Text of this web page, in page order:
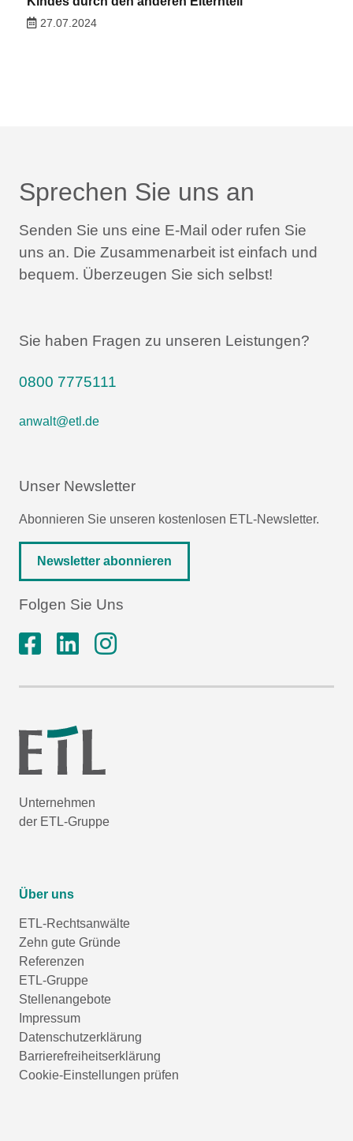
27.07.2024
Sprechen Sie uns an
Senden Sie uns eine E-Mail oder rufen Sie
uns an. Die Zusammenarbeit ist einfach und
bequem. Überzeugen Sie sich selbst!
Sie haben Fragen zu unseren Leistungen?
0800 7775111
anwalt@etl.de
Unser Newsletter
Abonnieren Sie unseren kostenlosen ETL-Newsletter.
Newsletter abonnieren
Folgen Sie Uns
Unternehmen
der ETL-Gruppe
Über uns
ETL-Rechtsanwälte
Zehn gute Gründe
Referenzen
ETL-Gruppe
Stellenangebote
Impressum
Datenschutzerklärung
Barrierefreiheitserklärung
Cookie-Einstellungen prüfen